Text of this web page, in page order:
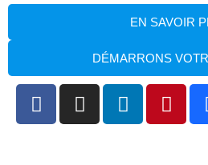
EN SAVOIR
DÉMARRONS